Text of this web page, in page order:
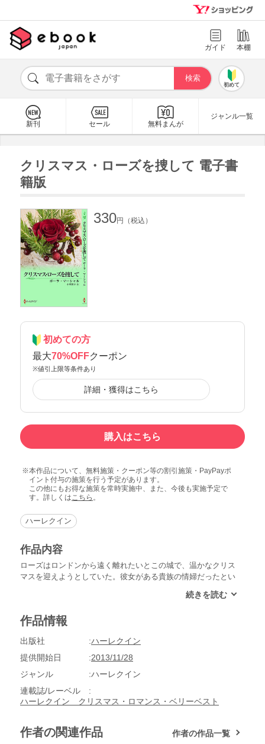
ガイド 本棚
初めて
新刊 セール 無料まんが
ジャンル一覧
クリスマス・ローズを捜して 電子書
籍版
330円（税込）
初めての方
最大70%OFFクーポン
※値引上限等条件あり
詳細・獲得はこちら
購入はこちら
本作品について、無料施策・クーポン等の割引施策・PayPayポ
イント付与の施策を行う予定があります。
この他にもお得な施策を常時実施中、また、今後も実施予定で
す。詳しくはこちら 。
ハーレクイン
作品内容
ローズはロンドンから遠く離れたいとこの城で、温かなクリス
マスを迎えようとしていた。彼女がある貴族の情婦だったとい
そう思って安心していたローズの前に、以前、侮蔑の言葉を投
しの過去を暴くつもりだろうか？
作品情報
出版社
ハーレクイン
提供開始日
2013/11/28
ジャンル
ハーレクイン
連載誌/レーベル
ハーレクイン クリスマス・ロマンス・ベリーベスト
作者の関連作品 作者の作品一覧